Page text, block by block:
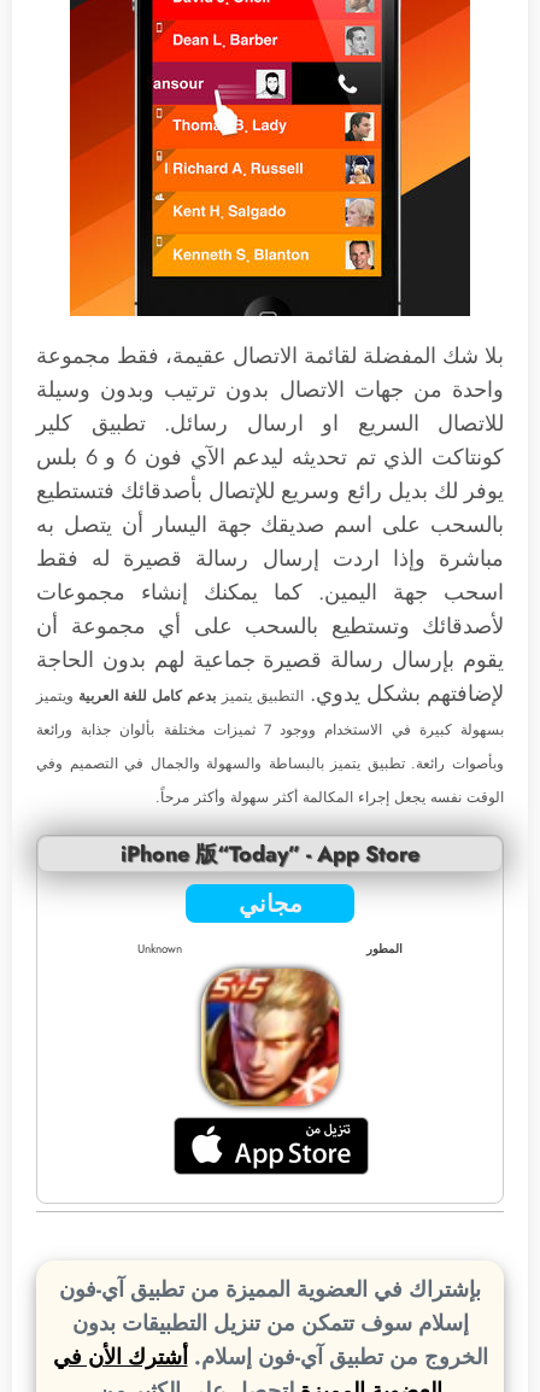
بلا شك المفضلة لقائمة الاتصال عقيمة، فقط مجموعة
واحدة من جهات الاتصال بدون ترتيب وبدون وسيلة
للاتصال السريع او ارسال رسائل. تطبيق كلير
كونتاكت الذي تم تحديثه ليدعم الآي فون 6 و 6 بلس
يوفر لك بديل رائع وسريع للإتصال بأصدقائك فتستطيع
بالسحب على اسم صديقك جهة اليسار أن يتصل به
مباشرة وإذا اردت إرسال رسالة قصيرة له فقط
اسحب جهة اليمين‫.‬ كما يمكنك إنشاء مجموعات
لأصدقائك وتستطيع بالسحب على أي مجموعة أن
يقوم بإرسال رسالة قصيرة جماعية لهم بدون الحاجة
لإضافتهم بشكل يدوي.‬
‎التطبيق يتميز بدعم كامل للغة العربية ويتميز
بسهولة كبيرة في الاستخدام ووجود 7 ثميزات مختلفة بألوان جذابة ورائعة
وبأصوات رائعة‫‫.‬ ‎تطبيق يتميز بالبساطة والسهولة والجمال في التصميم وفي
الوقت نفسه‫ يجعل إجراء المكالمة أكثر سهولة وأكثر مرحاً.
iPhone 版“Today” - App Store
مجاني
المطور Unknown
بإشتراك في العضوية المميزة من تطبيق آي-فون
إسلام سوف تتمكن من تنزيل التطبيقات بدون
الخروج من تطبيق آي-فون إسلام.أشترك الأن في